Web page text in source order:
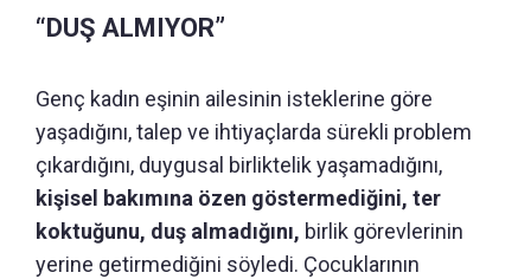
“DUŞ ALMIYOR”
Genç kadın eşinin ailesinin isteklerine göre
yaşadığını, talep ve ihtiyaçlarda sürekli problem
çıkardığını, duygusal birliktelik yaşamadığını,
kişisel bakımına özen göstermediğini, ter
koktuğunu, duş almadığını, birlik görevlerinin
yerine getirmediğini söyledi. Çocuklarının